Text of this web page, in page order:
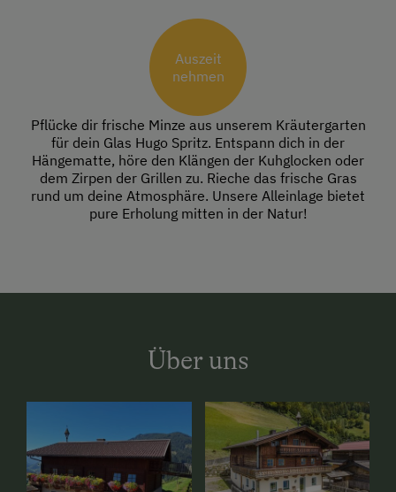
Auszeit
nehmen
Pflücke dir frische Minze aus unserem Kräutergarten
für dein Glas Hugo Spritz. Entspann dich in der
Hängematte, höre den Klängen der Kuhglocken oder
dem Zirpen der Grillen zu. Rieche das frische Gras
rund um deine Atmosphäre. Unsere Alleinlage bietet
pure Erholung mitten in der Natur!
Über uns